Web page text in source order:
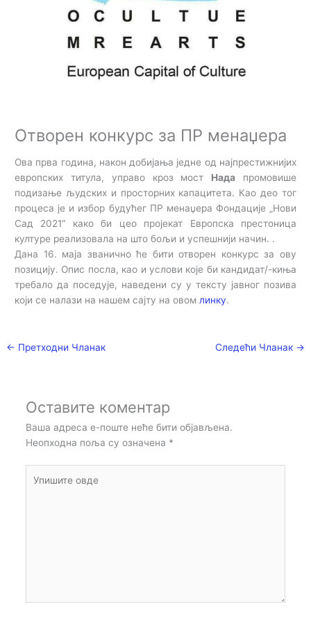
Отворен конкурс за ПР менаџера
Ова прва година, након добијања једне од најпрестижнијих
европских титула, управо кроз мост Нада промовише
подизање људских и просторних капацитета. Као део тог
процеса је и избор будућег ПР менаџера Фондације „Нови
Сад 2021“ како би цео пројекат Европска престоница
културе реализовала на што бољи и успешнији начин. .
Дана 16. маја званично ће бити отворен конкурс за ову
позицију. Опис посла, као и услови које би кандидат/-киња
требало да поседује, наведени су у тексту јавног позива
који се налази на нашем сајту на овомлинку.
← Претходни Чланак Следећи Чланак →
Оставите коментар
Ваша адреса е-поште неће бити објављена.
Неопходна поља су означена *
овде